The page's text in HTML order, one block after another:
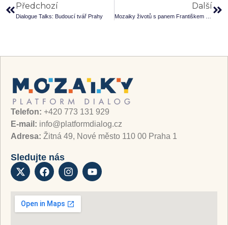
Předchozí
Dialogue Talks: Budoucí tvář Prahy
Další
Telefon: +420 773 131 929
E-mail: info@platformdialog.cz
Adresa: Žitná 49, Nové město 110 00 Praha 1
Sledujte nás